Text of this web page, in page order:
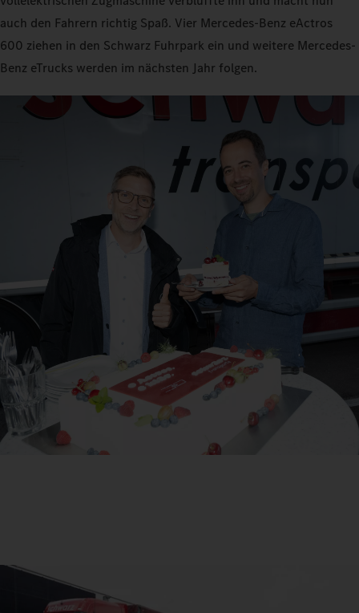
auch den Fahrern richtig Spaß. Vier Mercedes-Benz eActros
600 ziehen in den Schwarz Fuhrpark ein und weitere Mercedes-
Benz eTrucks werden im nächsten Jahr folgen.